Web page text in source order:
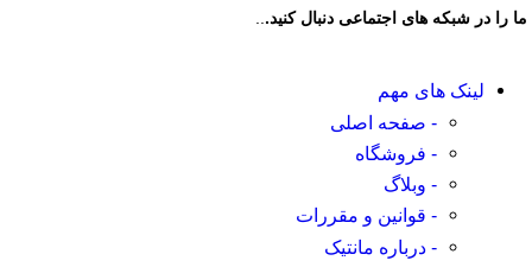
ما را در شبکه های اجتماعی دنبال کنید...
لینک های مهم
- صفحه اصلی
- فروشگاه
- وبلاگ
- قوانین و مقررات
- درباره مانتیک